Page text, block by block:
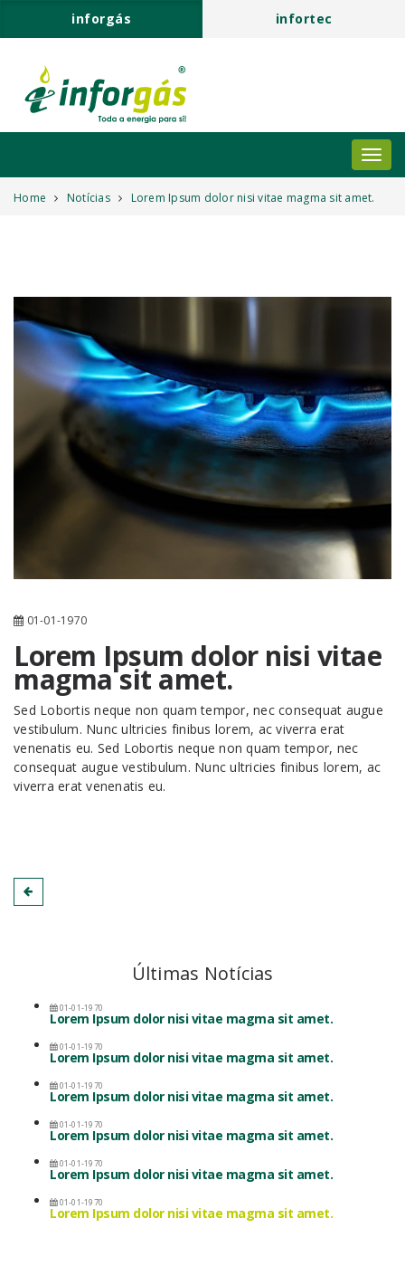
inforgás infortec
Home Notícias Lorem Ipsum dolor nisi vitae magma sit amet.
01-01-1970
Lorem Ipsum dolor nisi vitae
magma sit amet.
Sed Lobortis neque non quam tempor, nec consequat augue
vestibulum. Nunc ultricies finibus lorem, ac viverra erat
venenatis eu. Sed Lobortis neque non quam tempor, nec
consequat augue vestibulum. Nunc ultricies finibus lorem, ac
viverra erat venenatis eu.
Últimas Notícias
01-01-1970
Lorem Ipsum dolor nisi vitae magma sit amet.
01-01-1970
Lorem Ipsum dolor nisi vitae magma sit amet.
01-01-1970
Lorem Ipsum dolor nisi vitae magma sit amet.
01-01-1970
Lorem Ipsum dolor nisi vitae magma sit amet.
01-01-1970
Lorem Ipsum dolor nisi vitae magma sit amet.
01-01-1970
Lorem Ipsum dolor nisi vitae magma sit amet.